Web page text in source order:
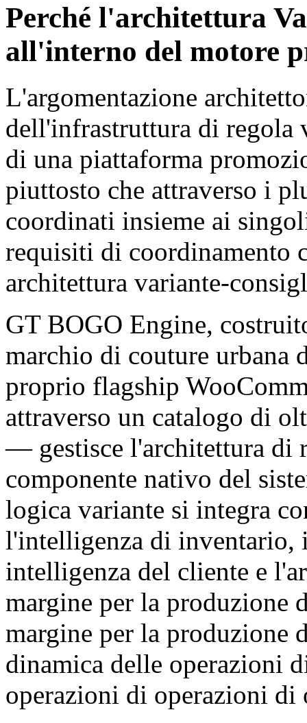
Perché l'architettura
all'interno del motore
L'argomentazione
dell'infrastruttura di regola
di una piattaforma
piuttosto che attraverso i
coordinati insieme ai
requisiti di coordinamento
architettura variante-
GT BOGO Engine,
marchio di couture urbana
proprio flagship
attraverso un catalogo di
— gestisce l'architettura di
componente nativo del
logica variante si integra
l'intelligenza di inventario,
intelligenza del cliente e
margine per la produzione
margine per la produzione
dinamica delle operazioni
operazioni di operazioni di